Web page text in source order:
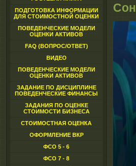
ПОДГОТОВКА ИНФОРМАЦИИ
ДЛЯ СТОИМОСТНОЙ ОЦЕНКИ
ПОВЕДЕНЧЕСКИЕ МОДЕЛИ
ОЦЕНКИ АКТИВОВ
FAQ (ВОПРОС/ОТВЕТ)
ВИДЕО
ПОВЕДЕНЧЕСКИЕ МОДЕЛИ
ОЦЕНКИ АКТИВОВ
ЗАДАНИЕ ПО ДИСЦИПЛИНЕ
ПОВЕДЕНЧЕСКИЕ ФИНАНСЫ
ЗАДАНИЯ ПО ОЦЕНКЕ
СТОИМОСТИ БИЗНЕСА
СТОИМОСТНАЯ ОЦЕНКА
ОФОРМЛЕНИЕ ВКР
ФСО 5 - 6
ФСО 7 - 8
Сон